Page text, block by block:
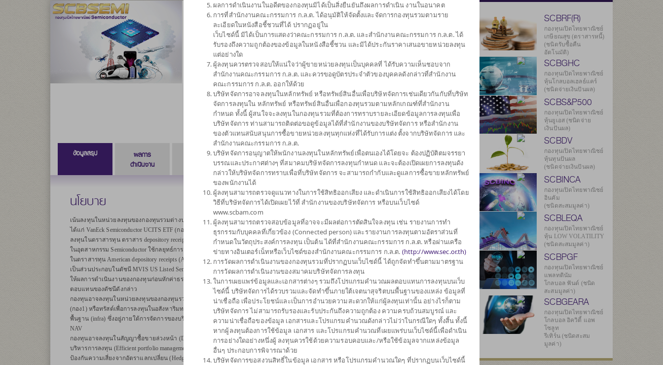
กองทุนเปิดไทยพาณิชย์ Semiconductor (ชนิดเพื่อการออม)
SCBSEMI(SSF) SHARE
ความเสี่ยงสูง
7
ตั้งแต่ต้นปี
0
มีเงินปันผล
มูลค่าหน่วยลงทุน
28.8913
0.1125
ข้อมูล ณ วันที่ 6 ส.ค. 2569
*ตามสกุลเงินของกองทุน
ข้อมูลสรุป
ผลการ
ดำเนินงาน
ข้อมูลการ
ดาวน์โหลด
เอกสาร
ปฏิทิน
วันหยุด
ประวัติการ
จ่ายเงินปันผล
นโยบาย
เน้นลงทุนในหน่วยลงทุนของกองทุนรวมต่างประเทศเพียงกองทุนเดียว (Feeder Fund)
ได้แก่ VanEck Semiconductor UCITS ETF (กองทุนหลัก) สกุลเงิน USD กองทุนหลัก
ลงทุนในตราสารทุน ตราสาร depository receipts ที่จดทะเบียนในตลาดหลักทรัพย์สหรัฐ
ในอุตสาหกรรม Semiconductor ใช้กลยุทธ์การลงทุนแบบ Replication Strategy ซึ่งลงทุน
ในตราสารทุน American depository receipts (ADRs) และ Global depository receipts ที่
เป็นส่วนประกอบในดัชนี MVIS US Listed Semiconductor 10% Capped ESG Index เพื่อ
ให้ผลการดำเนินงานของกองทุนก่อนหักค่าธรรมเนียมและค่าใช้จ่ายใกล้เคียงกับผล
ตอบแทนของดัชนีดังกล่าว
กองทุนอาจลงทุนในหน่วยลงทุนของกองทุนรวม หรือกองทุนรวมอสังหาริมทรัพย์
(กอง1) หรือทรัสต์เพื่อการลงทุนในอสังหาริมทรัพย์ (REITs) หรือกองทุนรวมโครงสร้าง
พื้นฐาน (infra) ซึ่งอยู่ภายใต้การจัดการของบริษัทจัดการในสัดส่วนไม่เกิน 20% ของ
NAV
กองทุนอาจลงทุนในสัญญาซื้อขายล่วงหน้า (Derivatives) เพื่อเพิ่มประสิทธิภาพการ
บริหารการลงทุน (Efficient portfolio management) และ/หรือการบริหารความเสี่ยง โดย
ป้องกันความเสี่ยงจากอัตราแลกเปลี่ยน (Hedging) ตามดุลยพินิจของผู้จัดการกองทุน
ประเภทกองทุน
กองทุนรวมเพื่อการออม
จำนวนเงินลงทุนโครงการ 10,000 ล้าน
วันที่จดทะเบียนกองทุน
วันที่ 15 มิ.ย. 2564
วันที่ครบอายุกองทุน
N/A
ราคาขาย -
ราคาซื้อคืน 28.8913
มูลค่าทรัพย์สินสุทธิ
SCBRF(R)
กองทุนเปิดไทยพาณิชย์
เกษียณสุข (ตราสารหนี้)
(ชนิดรับซื้อคืน
อัตโนมัติ)
SCBGHC
กองทุนเปิดไทยพาณิชย์
หุ้นโกลบอลเฮลธ์แคร์
(ชนิดจ่ายเงินปันผล)
SCBS&P500
กองทุนเปิดไทยพาณิชย์
หุ้นยูเอส (ชนิดจ่าย
เงินปันผล)
SCBDV
กองทุนเปิดไทยพาณิชย์
หุ้นทุนปันผล
(ชนิดจ่ายเงินปันผล)
SCBINCA
กองทุนเปิดไทยพาณิชย์
อินคัม
(ชนิดสะสมมูลค่า)
SCBLEQA
กองทุนเปิดไทยพาณิชย์
หุ้น LOW VOLATILITY
(ชนิดสะสมมูลค่า)
SCBPGF
กองทุนเปิดไทยพาณิชย์
แพลทตินัม
โกลบอล ฟันด์ (ชนิด
สะสมมูลค่า)
SCBGEARA
กองทุนเปิดไทยพาณิชย์
โกลบอล อิควิตี้ แอพ
โซลูท
รีเทิร์น (ชนิดสะสม
มูลค่า)
ผลการดำเนินงานในอดีตของกองทุนมิได้เป็นสิ่งยืนยันถึงผลการดำเนิน งานในอนาคต
การที่สำนักงานคณะกรรมการ ก.ล.ต. ได้อนุมัติให้จัดตั้งและจัดการกองทุนรวมตามราย
ละเอียดในหนังสือชี้ชวนที่ได้ ปรากฏอยู่ใน
เว็บไซด์นี้ มิได้เป็นการแสดงว่าคณะกรรมการ ก.ล.ต. และสำนักงานคณะกรรมการ ก.ล.ต. ได้
รับรองถึงความถูกต้องของข้อมูลในหนังสือชี้ชวน และมิได้ประกันราคาเสนอขายหน่วยลงทุน
แต่อย่างใด
ผู้ลงทุนควรตรวจสอบให้แน่ใจว่าผู้ขายหน่วยลงทุนเป็นบุคคลที่ ได้รับความเห็นชอบจาก
สำนักงานคณะกรรมการ ก.ล.ต. และควรขอดูบัตรประจำตัวของบุคคลดังกล่าวที่สำนักงาน
คณะกรรมการ ก.ล.ต. ออกให้ด้วย
บริษัทจัดการอาจลงทุนในหลักทรัพย์ หรือทรัพย์สินอื่นเพื่อบริษัทจัดการเช่นเดียวกันกับที่บริษัท
จัดการลงทุนใน หลักทรัพย์ หรือทรัพย์สินอื่นเพื่อกองทุนรวมตามหลักเกณฑ์ที่สำนักงาน
กำหนด ทั้งนี้ ผู้สนใจจะลงทุนในกองทุนรวมที่ต้องการทราบรายละเอียดข้อมูลการลงทุนเพื่อ
บริษัทจัดการ ท่านสามารถติดต่อขอดูข้อมูลได้ที่สำนักงานของบริษัทจัดการ หรือสำนักงาน
ของตัวแทนสนับสนุนการซื้อขายหน่วยลงทุนทุกแห่งที่ได้รับการแต่ง ตั้งจากบริษัทจัดการ และ
สำนักงานคณะกรรมการ ก.ล.ต.
บริษัทจัดการอนุญาตให้พนักงานลงทุนในหลักทรัพย์เพื่อตนเองได้โดยจะ ต้องปฏิบัติตมจรรยา
บรรณและประกาศต่างๆ ที่สมาคมบริษัทจัดการลงทุนกำหนด และจะต้องเปิดเผยการลงทุนดัง
กล่าวให้บริษัทจัดการทราบเพื่อที่บริษัทจัดการ จะสามารถกำกับและดูแลการซื้อขายหลักทรัพย์
ของพนักงานได้
ผู้ลงทุนสามารถตรวจดูแนวทางในการใช้สิทธิออกเสียง และดำเนินการใช้สิทธิออกเสียงได้โดย
วิธีที่บริษัทจัดการได้เปิดเผยไว้ที่ สำนักงานของบริษัทจัดการ หรือบนเว็บไซด์
www.scbam.com
ผู้ลงทุนสามารถตรวจสอบข้อมูลที่อาจจะมีผลต่อการตัดสินใจลงทุน เช่น รายงานการทำ
ธุรกรรมกับบุคคลที่เกี่ยวข้อง (Connected person) และรายงานการลงทุนตามอัตราส่วนที่
กำหนดในวัตถุประสงค์การลงทุน เป็นต้น ได้ที่สำนักงานคณะกรรมการ ก.ล.ต. หรือผ่านเครือ
ข่ายทางอินเตอร์เน็ทหรือเว็บไซด์ของสำนักงานคณะกรรมการ ก.ล.ต. (http://www.sec.or.th)
การวัดผลการดำเนินงานของกองทุนรวมที่ปรากฏบนเว็บไซด์นี้ ได้ถูกจัดทำขึ้นตามมาตรฐาน
การวัดผลการดำเนินงานของสมาคมบริษัทจัดการลงทุน
ในการเผยแพร่ข้อมูลและเอกสารต่างๆ รวมถึงโปรแกรมคำนวณผลตอบแทนการลงทุนบนเว็บ
ไซด์นี้ บริษัทจัดการได้รวบรวมและจัดทำขึ้นภายใต้เจตนาสุจริตบนพื้นฐานของแหล่ง ข้อมูลที่
น่าเชื่อถือ เพื่อประโยชน์และเป็นการอำนวยความสะดวกให้แก่ผู้ลงทุนเท่านั้น อย่างไรก็ตาม
บริษัทจัดการ ไม่สามารถรับรองและรับประกันถึงความถูกต้อง ความครบถ้วนสมบูรณ์ และ
ความน่าเชื่อถือของข้อมูล เอกสารและโปรแกรมคำนวณดังกล่าวไม่ว่าในกรณีใดๆ ทั้งสิ้น ทั้งนี้
หากผู้ลงทุนต้องการใช้ข้อมูล เอกสาร และโปรแกรมคำนวณที่เผยแพร่บนเว็บไซด์นี้เพื่อดำเนิน
การอย่างใดอย่างหนึ่งผู้ ลงทุนควรใช้ด้วยความรอบคอบและ/หรือใช้ข้อมูลจากแหล่งข้อมูล
อื่นๆ ประกอบการพิจารณาด้วย
บริษัทจัดการขอสงวนสิทธิ์ในข้อมูล เอกสาร หรือโปรแกรมคำนวณใดๆ ที่ปรากฏบนเว็บไซด์นี้